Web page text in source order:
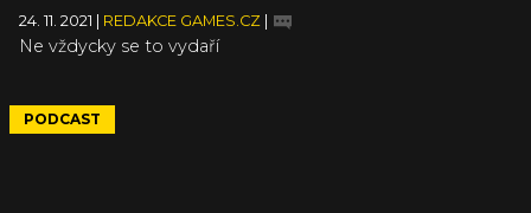
24. 11. 2021 REDAKCE GAMES.CZ
Ne vždycky se to vydaří
PODCAST